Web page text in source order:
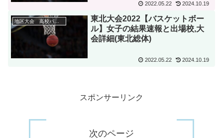
2022.05.22 2024.10.19
地区大会 高校バスケ
東北大会2022【バスケットボー
ル】女子の結果速報と出場校,大
会詳細(東北総体)
2022.05.22 2024.10.19
スポンサーリンク
次のページ